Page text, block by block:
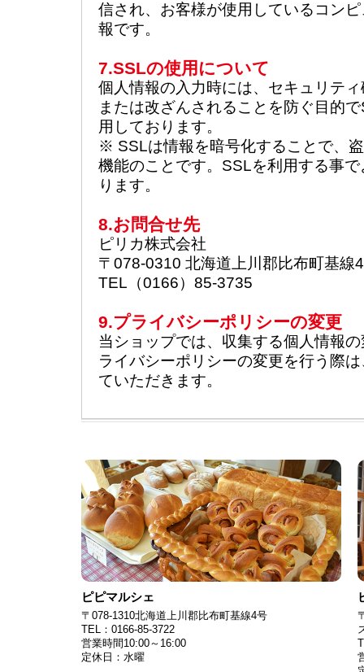
信され、お客様が使用しているコン
報です。
7.SSLの使用について
個人情報の入力時には、セキュリテ
または改ざんされることを防ぐ目的
用しております。
※ SSLは情報を暗号化することで、
機能のことです。SSLを利用する事
ります。
8.お問合せ先
ピリカ株式会社
〒078-0310 北海道上川郡比布町基
TEL（0166）85-3735
9.プライバシーポリシーの変更
当ショップでは、収集する個人情報
ライバシーポリシーの変更を行う際
ていただきます。
ピピマルシェ
〒078-1310北海道上川郡比布町基線4号
TEL：0166-85-3722
営業時間10:00～16:00
定休日：水曜